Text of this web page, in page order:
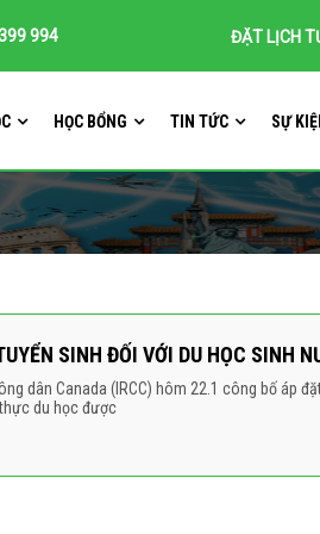
994 ĐẶT LỊCH
HỌC BỔNG TIN TỨC SỰ
SINH ĐỐI VỚI DU HỌC SINH
dân Canada (IRCC) hôm 22.1 công bố áp
du học được